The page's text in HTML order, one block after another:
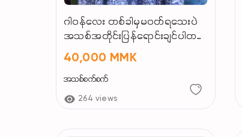
ဂါဝန်လေး တစ်ခါမှမဝတ်ရသေးပဲ
အသစ်အတိုင်းပြန်ရောင်းချင်ပါတယ်
ရှင့်
40,000 MMK
အသစ်စက်စက်
264 views